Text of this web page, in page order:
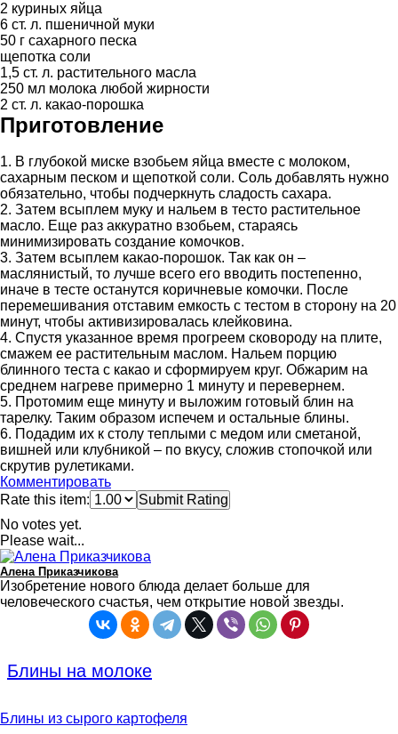
2 куриных яйца
6 ст. л. пшеничной муки
50 г сахарного песка
щепотка соли
1,5 ст. л. растительного масла
250 мл молока любой жирности
2 ст. л. какао-порошка
Приготовление
1. В глубокой миске взобьем яйца вместе с молоком,
сахарным песком и щепоткой соли. Соль добавлять нужно
обязательно, чтобы подчеркнуть сладость сахара.
2. Затем всыплем муку и нальем в тесто растительное
масло. Еще раз аккуратно взобьем, стараясь
минимизировать создание комочков.
3. Затем всыплем какао-порошок. Так как он –
маслянистый, то лучше всего его вводить постепенно,
иначе в тесте останутся коричневые комочки. После
перемешивания отставим емкость с тестом в сторону на 20
минут, чтобы активизировалась клейковина.
4. Спустя указанное время прогреем сковороду на плите,
смажем ее растительным маслом. Нальем порцию
блинного теста с какао и сформируем круг. Обжарим на
среднем нагреве примерно 1 минуту и перевернем.
5. Протомим еще минуту и выложим готовый блин на
тарелку. Таким образом испечем и остальные блины.
6. Подадим их к столу теплыми с медом или сметаной,
вишней или клубникой – по вкусу, сложив стопочкой или
скрутив рулетиками.
Комментировать
Rate this item:
Submit Rating
No votes yet.
Please wait...
Алена Приказчикова
Изобретение нового блюда делает больше для
человеческого счастья, чем открытие новой звезды.
Блины на молоке
Блины из сырого картофеля